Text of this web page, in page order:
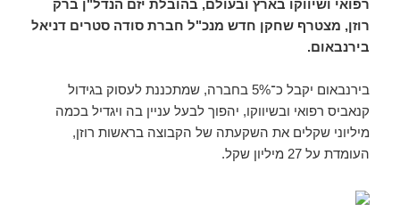
רפואי ושיווקו בארץ ובעולם, בהובלת יזם הנדל"ן ברק
רוזן, מצטרף שחקן חדש מנכ"ל חברת סודה סטרים דניאל
בירנבאום.
בירנבאום יקבל כ־5% בחברה, שמתכננת לעסוק בגידול
קנאביס רפואי ובשיווקו, יהפוך לבעל עניין בה ויגדיל בכמה
מיליוני שקלים את השקעתה של הקבוצה בראשות רוזן,
העומדת על 27 מיליון שקל.